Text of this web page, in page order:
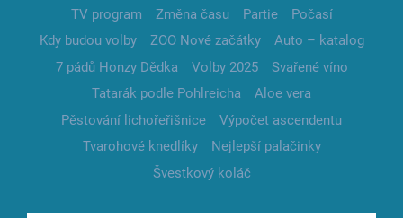
TV program
Změna času Partie
Počasí
Kdy budou volby
ZOO Nové začátky
Auto – katalog
7 pádů Honzy Dědka
Volby 2025
Svařené víno
Tatarák podle Pohlreicha
Aloe vera
Pěstování lichořeřišnice
Výpočet ascendentu
Tvarohové knedlíky
Nejlepší palačinky
Švestkový koláč